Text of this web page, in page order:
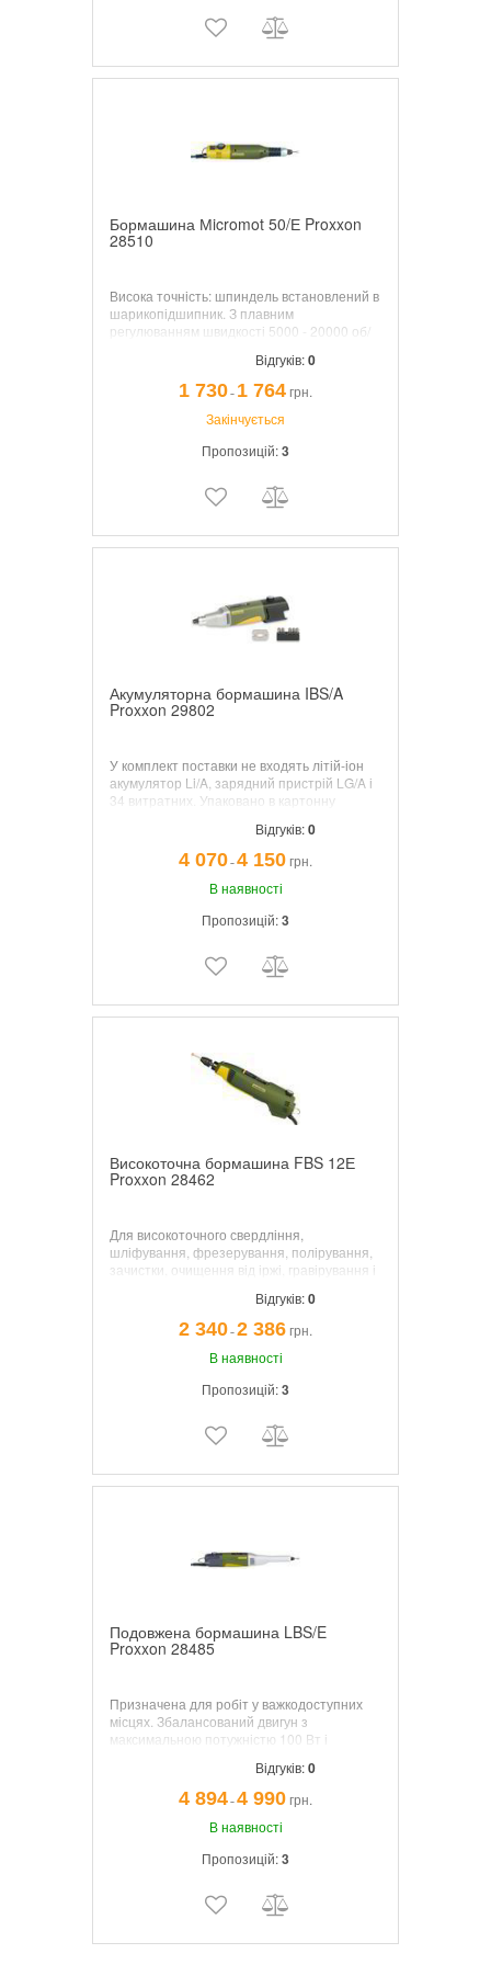
Бормашина Мicromot 50/Е Proxxon
28510
Висока точність: шпиндель встановлений в
шарикопідшипник. З плавним
регулюванням швидкості 5000 - 20000 об/
Відгуків:0
1 730¯1 764грн.
Закінчується
Пропозицій:3
Акумуляторна бормашина IBS/A
Proxxon 29802
У комплект поставки не входять літій-іон
акумулятор Li/A, зарядний пристрій LG/A і
34 витратних. Упаковано в картонну
Відгуків:0
4 070¯4 150грн.
В наявності
Пропозицій:3
Високоточна бормашина FBS 12Е
Proxxon 28462
Для високоточного свердління,
шліфування, фрезерування, полірування,
зачистки, очищення від іржі, гравірування і
Відгуків:0
2 340¯2 386грн.
В наявності
Пропозицій:3
Подовжена бормашина LBS/E
Proxxon 28485
Призначена для робіт у важкодоступних
місцях. Збалансований двигун з
максимальною потужністю 100 Вт і
Відгуків:0
4 894¯4 990грн.
В наявності
Пропозицій:3